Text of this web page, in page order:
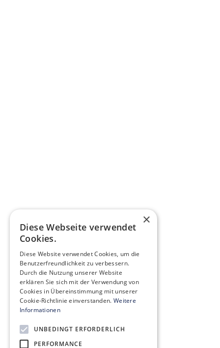
×
Diese Webseite verwendet
Cookies.
Diese Website verwendet Cookies, um die
Benutzerfreundlichkeit zu verbessern.
Durch die Nutzung unserer Website
erklären Sie sich mit der Verwendung von
Cookies in Übereinstimmung mit unserer
Cookie-Richtlinie einverstanden. Weitere
Informationen
UNBEDINGT ERFORDERLICH
PERFORMANCE